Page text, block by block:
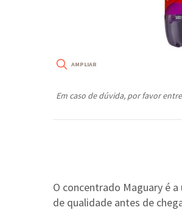
Em caso de dúvida, por favor
O concentrado Maguary é
de qualidade antes de